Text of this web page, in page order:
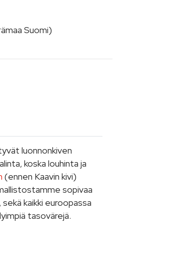
Suomi)
luonnonkiven
koska louhinta ja
(ennen Kaavin kivi)
sopivaa
kaikki euroopassa
tasovärejä.